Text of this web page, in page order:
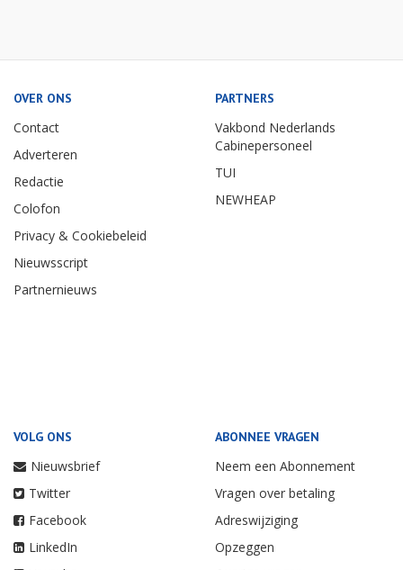
OVER ONS
Contact
Adverteren
Redactie
Colofon
Privacy & Cookiebeleid
Nieuwsscript
Partnernieuws
PARTNERS
Vakbond Nederlands
Cabinepersoneel
TUI
NEWHEAP
VOLG ONS
Nieuwsbrief
Twitter
Facebook
LinkedIn
ABONNEE VRAGEN
Neem een Abonnement
Vragen over betaling
Adreswijziging
Opzeggen